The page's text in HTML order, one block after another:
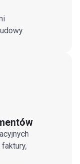
faktury,